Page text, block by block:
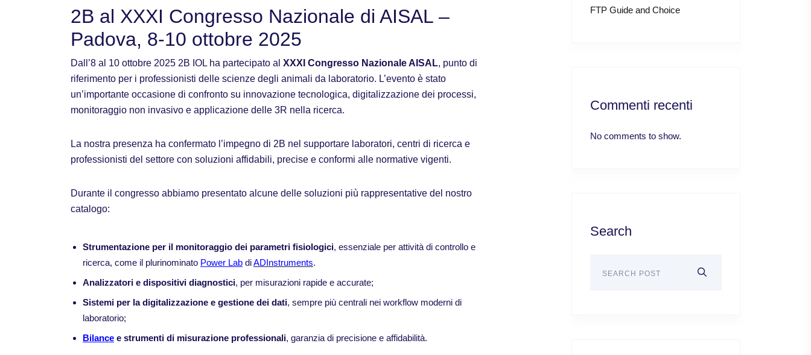
2B al XXXI Congresso Nazionale di AISAL –
Padova, 8-10 ottobre 2025
Dall’8 al 10 ottobre 2025 2B IOL ha partecipato al XXXI Congresso Nazionale AISAL, punto di
riferimento per i professionisti delle scienze degli animali da laboratorio. L’evento è stato
un’importante occasione di confronto su innovazione tecnologica, digitalizzazione dei processi,
monitoraggio non invasivo e applicazione delle 3R nella ricerca.
La nostra presenza ha confermato l’impegno di 2B nel supportare laboratori, centri di ricerca e
professionisti del settore con soluzioni affidabili, precise e conformi alle normative vigenti.
Durante il congresso abbiamo presentato alcune delle soluzioni più rappresentative del nostro
catalogo:
Strumentazione per il monitoraggio dei parametri fisiologici, essenziale per attività di controllo e
ricerca, come il plurinominato Power Lab diADInstruments.
Analizzatori e dispositivi diagnostici, per misurazioni rapide e accurate;
Sistemi per la digitalizzazione e gestione dei dati, sempre più centrali nei workflow moderni di
laboratorio;
Bilance e strumenti di misurazione professionali, garanzia di precisione e affidabilità.
FTP Guide and Choice
Commenti recenti
No comments to show.
Search